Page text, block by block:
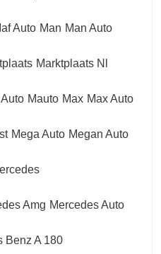
Auto Man Man Auto
Marktplaats Nl
Mauto Max Max Auto
Mega Auto Megan Auto
Amg Mercedes Auto
Benz A 180